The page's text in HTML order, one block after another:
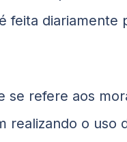
feita diariamente
se refere aos
o uso